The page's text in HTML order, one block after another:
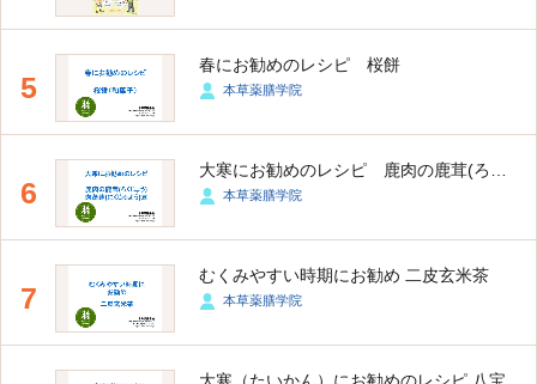
5
春にお勧めのレシピ 桜餅
本草薬膳学院
6 本草薬膳学院
7
むくみやすい時期にお勧め 二皮玄米茶
本草薬膳学院